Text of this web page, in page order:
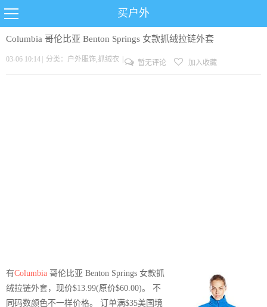
买户外
Columbia 哥伦比亚 Benton Springs 女款抓绒拉链外套
03-06 10:14 分类： 户外服饰,抓绒衣 暂无评论 加入收藏
有Columbia 哥伦比亚 Benton Springs 女款抓
绒拉链外套，现价$13.99(原价$60.00)。 不
同码数颜色不一样价格。 订单满$35美国境